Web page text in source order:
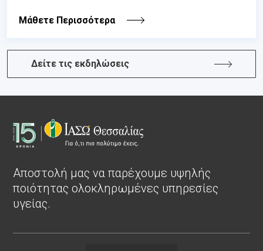
Μάθετε Περισσότερα
Δείτε τις εκδηλώσεις
Αποστολή μας να παρέχουμε υψηλής
ποιότητας ολοκληρωμένες υπηρεσίες
υγείας.